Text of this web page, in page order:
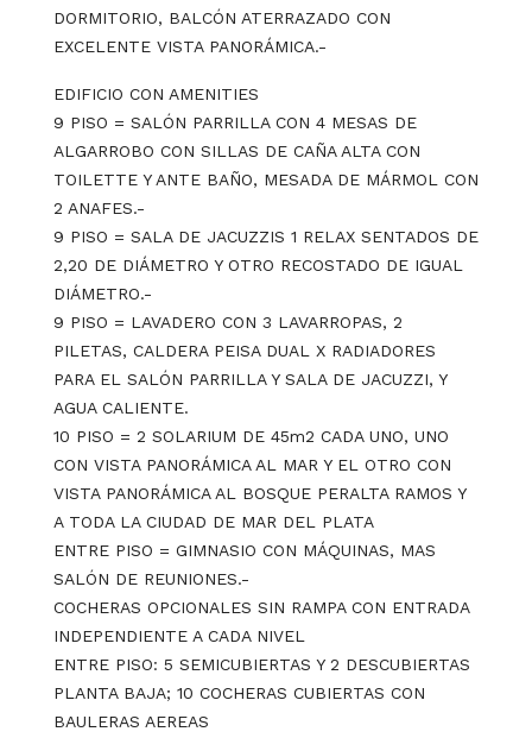
DORMITORIO, BALCÓN ATERRAZADO CON
EXCELENTE VISTA PANORÁMICA.-
EDIFICIO CON AMENITIES
9 PISO = SALÓN PARRILLA CON 4 MESAS DE
ALGARROBO CON SILLAS DE CAÑA ALTA CON
TOILETTE Y ANTE BAÑO, MESADA DE MÁRMOL CON
2 ANAFES.-
9 PISO = SALA DE JACUZZIS 1 RELAX SENTADOS DE
2,20 DE DIÁMETRO Y OTRO RECOSTADO DE IGUAL
DIÁMETRO.-
9 PISO = LAVADERO CON 3 LAVARROPAS, 2
PILETAS, CALDERA PEISA DUAL X RADIADORES
PARA EL SALÓN PARRILLA Y SALA DE JACUZZI, Y
AGUA CALIENTE.
10 PISO = 2 SOLARIUM DE 45m2 CADA UNO, UNO
CON VISTA PANORÁMICA AL MAR Y EL OTRO CON
VISTA PANORÁMICA AL BOSQUE PERALTA RAMOS Y
A TODA LA CIUDAD DE MAR DEL PLATA
ENTRE PISO = GIMNASIO CON MÁQUINAS, MAS
SALÓN DE REUNIONES.-
COCHERAS OPCIONALES SIN RAMPA CON ENTRADA
INDEPENDIENTE A CADA NIVEL
ENTRE PISO: 5 SEMICUBIERTAS Y 2 DESCUBIERTAS
PLANTA BAJA; 10 COCHERAS CUBIERTAS CON
BAULERAS AEREAS